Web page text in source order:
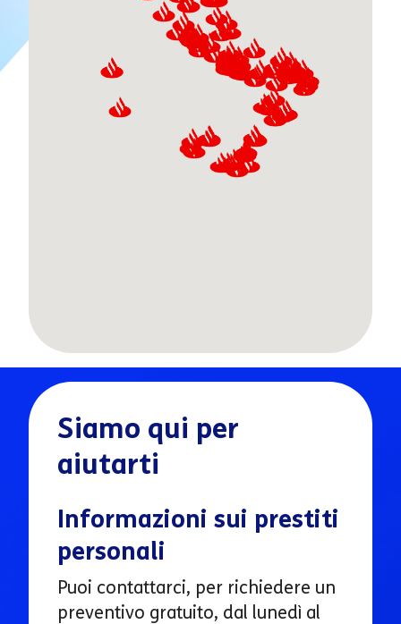
Siamo qui per
aiutarti
Informazioni sui prestiti
personali
Puoi contattarci, per richiedere un
preventivo gratuito, dal lunedì al